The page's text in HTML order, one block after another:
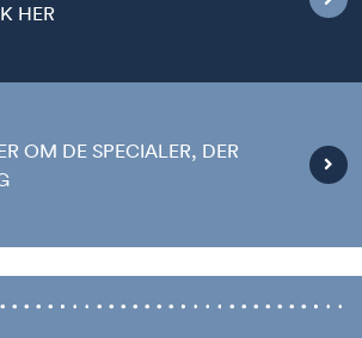
HER
OM DE SPECIALER, DER